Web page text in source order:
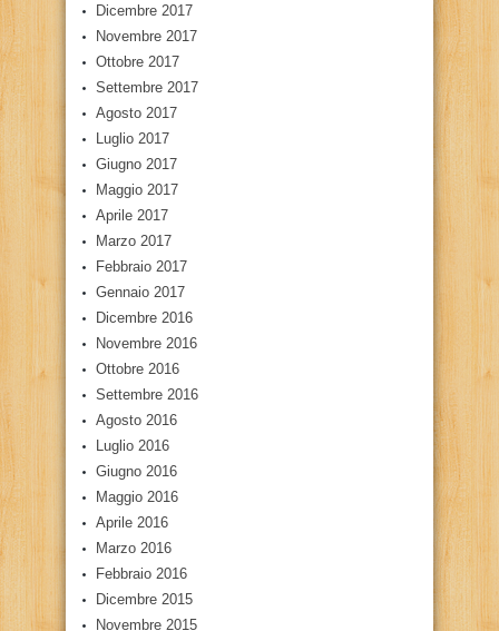
Dicembre 2017
Novembre 2017
Ottobre 2017
Settembre 2017
Agosto 2017
Luglio 2017
Giugno 2017
Maggio 2017
Aprile 2017
Marzo 2017
Febbraio 2017
Gennaio 2017
Dicembre 2016
Novembre 2016
Ottobre 2016
Settembre 2016
Agosto 2016
Luglio 2016
Giugno 2016
Maggio 2016
Aprile 2016
Marzo 2016
Febbraio 2016
Dicembre 2015
Novembre 2015